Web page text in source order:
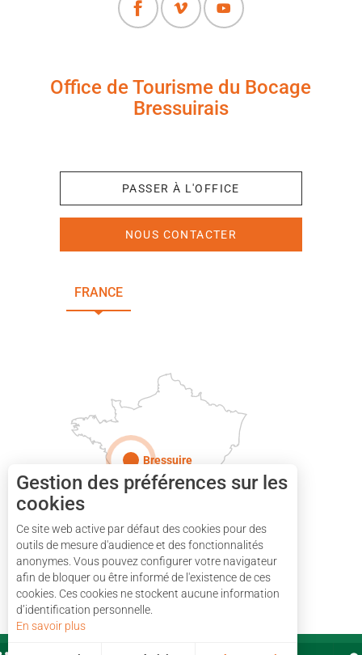
Office de Tourisme du Bocage
Bressuirais
PASSER À L'OFFICE
NOUS CONTACTER
FRANCE
Bressuire
Gestion des préférences sur les
cookies
Ce site web active par défaut des cookies pour des
outils de mesure d'audience et des fonctionnalités
anonymes. Vous pouvez configurer votre navigateur
afin de bloquer ou être informé de l'existence de ces
cookies. Ces cookies ne stockent aucune information
d’identification personnelle.
En savoir plus